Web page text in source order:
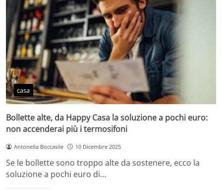
casa
Bollette alte, da Happy Casa la soluzione a pochi euro:
non accenderai più i termosifoni
Antonella Boccasile 10 Dicembre 2025
Se le bollette sono troppo alte da sostenere, ecco la
soluzione a pochi euro di…